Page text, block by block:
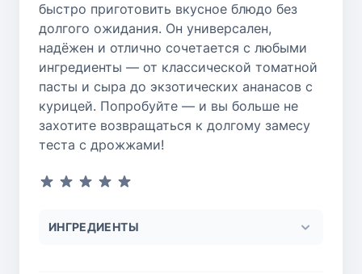
быстро приготовить вкусное блюдо без
долгого ожидания. Он универсален,
надёжен и отлично сочетается с любыми
ингредиенты — от классической томатной
пасты и сыра до экзотических ананасов с
курицей. Попробуйте — и вы больше не
захотите возвращаться к долгому замесу
теста с дрожжами!
ИНГРЕДИЕНТЫ